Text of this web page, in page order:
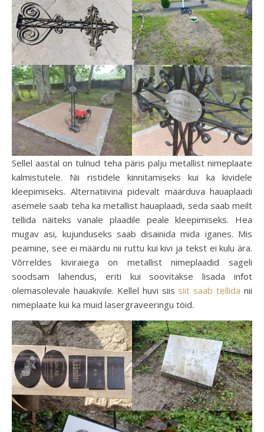
Sellel aastal on tulnud teha päris palju metallist nimeplaate
kalmistutele. Nii ristidele kinnitamiseks kui ka kividele
kleepimiseks. Alternatiivina pidevalt määrduva hauaplaadi
asemele saab teha ka metallist hauaplaadi, seda saab meilt
tellida näiteks vanale plaadile peale kleepimiseks. Hea
mugav asi, kujunduseks saab disainida mida iganes. Mis
peamine, see ei määrdu nii ruttu kui kivi ja tekst ei kulu ära.
Võrreldes kiviraiega on metallist nimeplaadid sageli
soodsam lahendus, eriti kui soovitakse lisada infot
olemasolevale hauakivile. Kellel huvi siis siit saab tellida nii
nimeplaate kui ka muid lasergraveeringu töid.